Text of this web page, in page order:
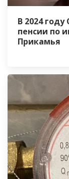
В 2024
пенсии по
Прикамья